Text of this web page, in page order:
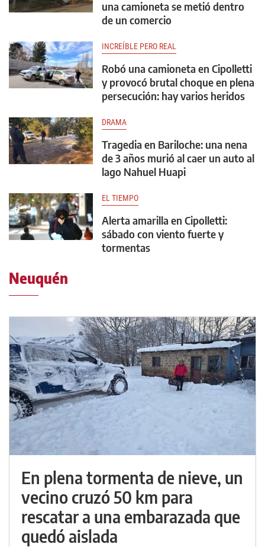
una camioneta se metió dentro
de un comercio
INCREÍBLE PERO REAL
Robó una camioneta en Cipolletti
y provocó brutal choque en plena
persecución: hay varios heridos
DRAMA
Tragedia en Bariloche: una nena
de 3 años murió al caer un auto al
lago Nahuel Huapi
EL TIEMPO
Alerta amarilla en Cipolletti:
sábado con viento fuerte y
tormentas
Neuquén
En plena tormenta de nieve, un
vecino cruzó 50 km para
rescatar a una embarazada que
quedó aislada